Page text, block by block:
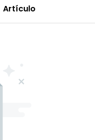
Artículo